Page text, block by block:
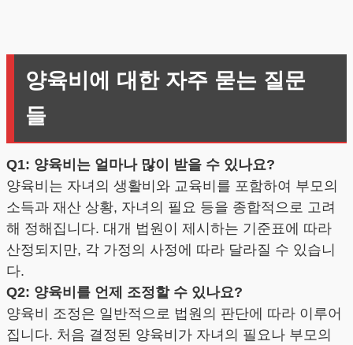
양육비에 대한 자주 묻는 질문
들
Q1: 양육비는 얼마나 많이 받을 수 있나요?
양육비는 자녀의 생활비와 교육비를 포함하여 부모의
소득과 재산 상황, 자녀의 필요 등을 종합적으로 고려
해 정해집니다. 대개 법원이 제시하는 기준표에 따라
산정되지만, 각 가정의 사정에 따라 달라질 수 있습니
다.
Q2: 양육비를 언제 조정할 수 있나요?
양육비 조정은 일반적으로 법원의 판단에 따라 이루어
집니다. 처음 결정된 양육비가 자녀의 필요나 부모의